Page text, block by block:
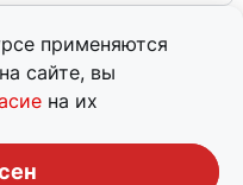
применяются
сайте, вы
на их